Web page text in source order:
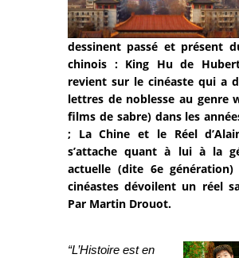
dessinent passé et présent
chinois : King Hu de
revient sur le cinéaste qui a
lettres de noblesse au genre
films de sabre) dans les
; La Chine et le Réel
s’attache quant à lui à la
actuelle (dite 6e
cinéastes dévoilent un réel
Par Martin Drouot.
“L’Histoire est en